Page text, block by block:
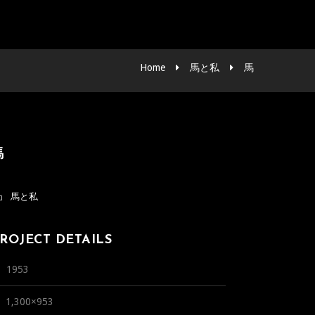
Home 馬と私 馬
馬と私
DETAILS
1953
1,300×953